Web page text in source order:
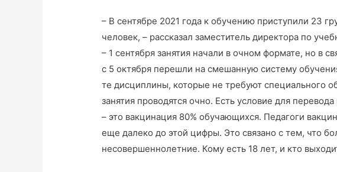
– В сентябре 2021 года к обучению приступили 23
человек, – рассказал заместитель директора по
– 1 сентября занятия начали в очном формате, но в
с 5 октября перешли на смешанную систему
те дисциплины, которые не требуют специального
занятия проводятся очно. Есть условие для
– это вакцинация 80% обучающихся. Педагоги
еще далеко до этой цифры. Это связано с тем, что
несовершеннолетние. Кому есть 18 лет, и кто